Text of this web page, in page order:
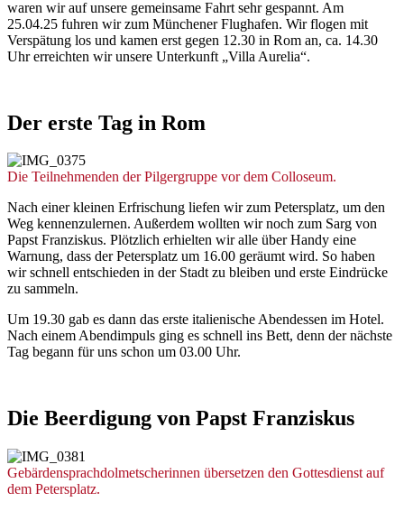
waren wir auf unsere gemeinsame Fahrt sehr gespannt. Am
25.04.25 fuhren wir zum Münchener Flughafen. Wir flogen mit
Verspätung los und kamen erst gegen 12.30 in Rom an, ca. 14.30
Uhr erreichten wir unsere Unterkunft „Villa Aurelia“.
Der erste Tag in Rom
Die Teilnehmenden der Pilgergruppe vor dem Colloseum.
Nach einer kleinen Erfrischung liefen wir zum Petersplatz, um den
Weg kennenzulernen. Außerdem wollten wir noch zum Sarg von
Papst Franziskus. Plötzlich erhielten wir alle über Handy eine
Warnung, dass der Petersplatz um 16.00 geräumt wird. So haben
wir schnell entschieden in der Stadt zu bleiben und erste Eindrücke
zu sammeln.
Um 19.30 gab es dann das erste italienische Abendessen im Hotel.
Nach einem Abendimpuls ging es schnell ins Bett, denn der nächste
Tag begann für uns schon um 03.00 Uhr.
Die Beerdigung von Papst Franziskus
Gebärdensprachdolmetscherinnen übersetzen den Gottesdienst auf
dem Petersplatz.